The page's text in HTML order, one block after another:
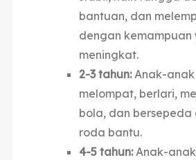
bantuan, dan
dengan kemampuan
meningkat.
2-3 tahun:Anak-
melompat, berlari,
bola, dan bersepeda
roda bantu.
4-5 tahun:Anak-